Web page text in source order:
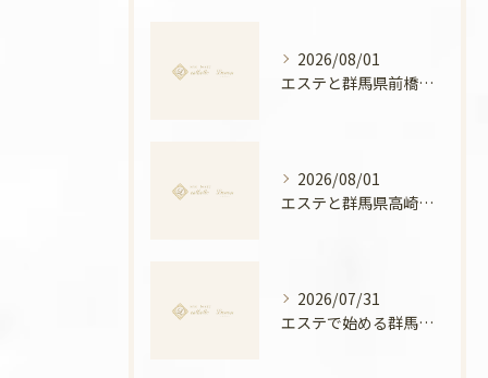
2026/08/01
エステと群馬県前橋市ボディメンテナンス徹底比較と安心できる選び方ガイド
2026/08/01
エステと群馬県高崎市の骨盤ケアで叶える産後ケアと美姿勢の新常識
2026/07/31
エステで始める群馬県高崎市の温活美容と冷え対策徹底ガイド